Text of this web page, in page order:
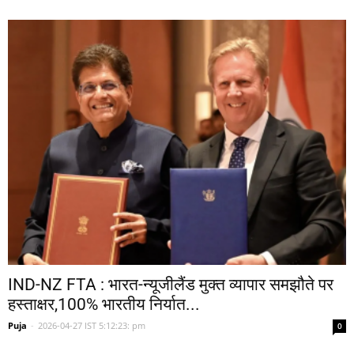
IND-NZ FTA : भारत-न्यूजीलैंड मुक्त व्यापार समझौते पर
हस्ताक्षर,100% भारतीय निर्यात...
Puja - 2026-04-27 IST 5:12:23: pm 0